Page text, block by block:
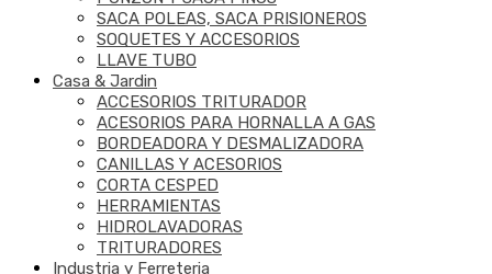
SACA POLEAS, SACA PRISIONEROS
SOQUETES Y ACCESORIOS
LLAVE TUBO
Casa & Jardin
ACCESORIOS TRITURADOR
ACESORIOS PARA HORNALLA A GAS
BORDEADORA Y DESMALIZADORA
CANILLAS Y ACESORIOS
CORTA CESPED
HERRAMIENTAS
HIDROLAVADORAS
TRITURADORES
Industria y Ferreteria